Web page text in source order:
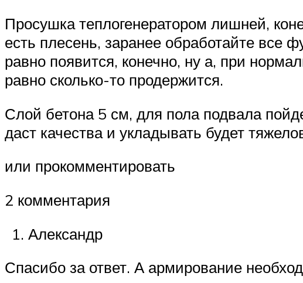
Просушка теплогенератором лишней,
есть плесень, заранее обработайте все
равно появится, конечно, ну а, при
равно сколько-то продержится.
Слой бетона 5 см, для пола подвала
даст качества и укладывать будет
или прокомментировать
2 комментария
Александр
Спасибо за ответ. А армирование